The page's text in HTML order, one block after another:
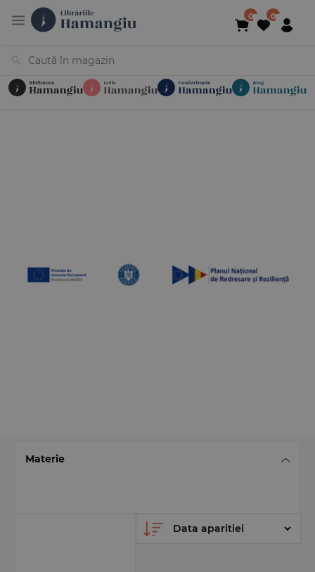
Materie